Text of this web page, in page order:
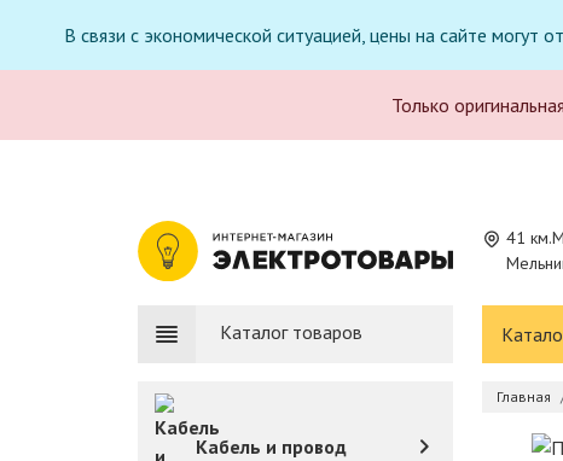
В связи с экономической ситуацией, цены на сайте
Только
41
Каталог товаров
Кабель и провод
Главная